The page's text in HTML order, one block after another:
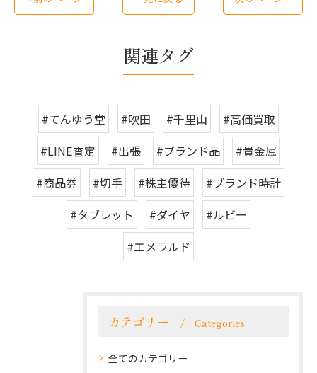
関連タグ
#てんゆう堂 #吹田 #千里山
#高価買取
#LINE査定
#出張 #ブランド品
#貴金属
#商品券
#切手 #株主優待
#ブランド時計
#タブレット
#ダイヤ
#ルビー
#エメラルド
カテゴリー Categories
全てのカテゴリー